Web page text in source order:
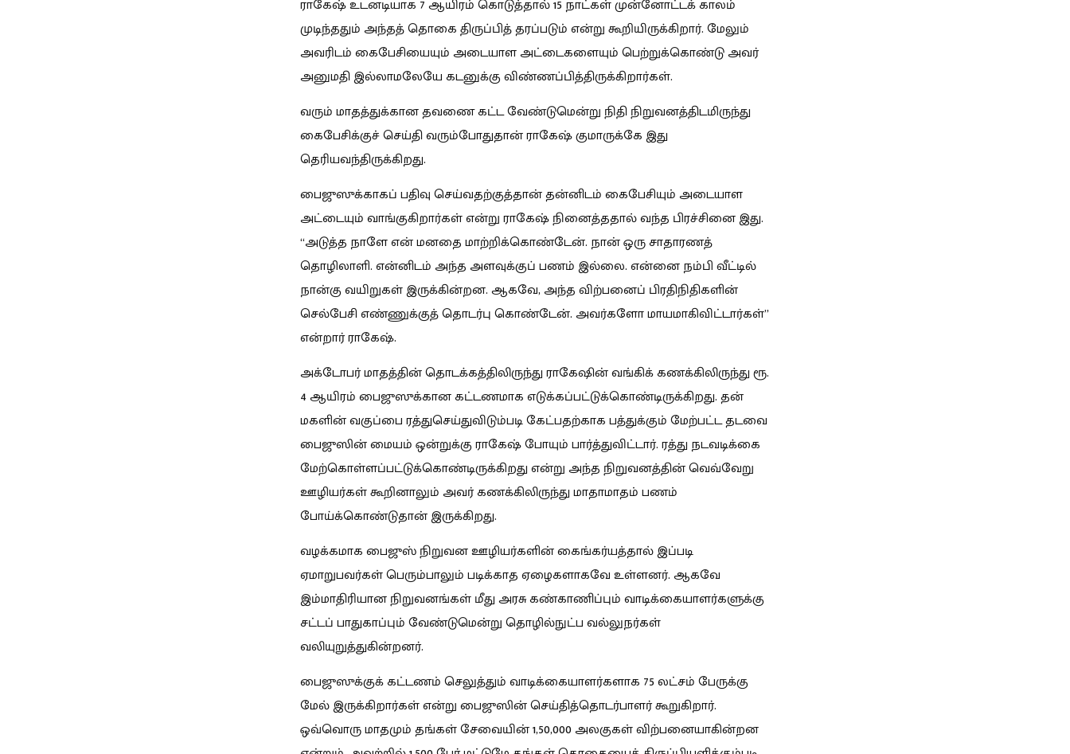
ராகேஷ் உடனடியாக 7 ஆயிரம் கொடுத்தால் 15 நாட்கள் முன்னோட்டக் காலம்
முடிந்ததும் அந்தத் தொகை திருப்பித் தரப்படும் என்று கூறியிருக்கிறார். மேலும்
அவரிடம் கைபேசியையும் அடையாள அட்டைகளையும் பெற்றுக்கொண்டு அவர்
அனுமதி இல்லாமலேயே கடனுக்கு விண்ணப்பித்திருக்கிறார்கள்.
வரும் மாதத்துக்கான தவணை கட்ட வேண்டுமென்று நிதி நிறுவனத்திடமிருந்து
கைபேசிக்குச் செய்தி வரும்போதுதான் ராகேஷ் குமாருக்கே இது
தெரியவந்திருக்கிறது.
பைஜுஸுக்காகப் பதிவு செய்வதற்குத்தான் தன்னிடம் கைபேசியும் அடையாள
அட்டையும் வாங்குகிறார்கள் என்று ராகேஷ் நினைத்ததால் வந்த பிரச்சினை இது.
“அடுத்த நாளே என் மனதை மாற்றிக்கொண்டேன். நான் ஒரு சாதாரணத்
தொழிலாளி. என்னிடம் அந்த அளவுக்குப் பணம் இல்லை. என்னை நம்பி வீட்டில்
நான்கு வயிறுகள் இருக்கின்றன. ஆகவே, அந்த விற்பனைப் பிரதிநிதிகளின்
செல்பேசி எண்ணுக்குத் தொடர்பு கொண்டேன். அவர்களோ மாயமாகிவிட்டார்கள்”
என்றார் ராகேஷ்.
அக்டோபர் மாதத்தின் தொடக்கத்திலிருந்து ராகேஷின் வங்கிக் கணக்கிலிருந்து ரூ.
4 ஆயிரம் பைஜுஸுக்கான கட்டணமாக எடுக்கப்பட்டுக்கொண்டிருக்கிறது. தன்
மகளின் வகுப்பை ரத்துசெய்துவிடும்படி கேட்பதற்காக பத்துக்கும் மேற்பட்ட தடவை
பைஜுஸின் மையம் ஒன்றுக்கு ராகேஷ் போயும் பார்த்துவிட்டார். ரத்து நடவடிக்கை
மேற்கொள்ளப்பட்டுக்கொண்டிருக்கிறது என்று அந்த நிறுவனத்தின் வெவ்வேறு
ஊழியர்கள் கூறினாலும் அவர் கணக்கிலிருந்து மாதாமாதம் பணம்
போய்க்கொண்டுதான் இருக்கிறது.
வழக்கமாக பைஜுஸ் நிறுவன ஊழியர்களின் கைங்கர்யத்தால் இப்படி
ஏமாறுபவர்கள் பெரும்பாலும் படிக்காத ஏழைகளாகவே உள்ளனர். ஆகவே
இம்மாதிரியான நிறுவனங்கள் மீது அரசு கண்காணிப்பும் வாடிக்கையாளர்களுக்கு
சட்டப் பாதுகாப்பும் வேண்டுமென்று தொழில்நுட்ப வல்லுநர்கள்
வலியுறுத்துகின்றனர்.
பைஜுஸுக்குக் கட்டணம் செலுத்தும் வாடிக்கையாளர்களாக 75 லட்சம் பேருக்கு
மேல் இருக்கிறார்கள் என்று பைஜுஸின் செய்தித்தொடர்பாளர் கூறுகிறார்.
ஒவ்வொரு மாதமும் தங்கள் சேவையின் 1,50,000 அலகுகள் விற்பனையாகின்றன